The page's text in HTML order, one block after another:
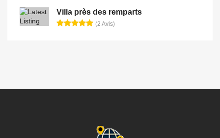
Villa près des remparts
(2 Avis)